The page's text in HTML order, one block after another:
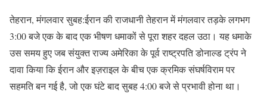
तेहरान, मंगलवार सुबह:ईरान की राजधानी तेहरान में मंगलवार तड़के लगभग
3:00 बजे एक के बाद एक भीषण धमाकों से पूरा शहर दहल उठा। यह धमाके
उस समय हुए जब संयुक्त राज्य अमेरिका के पूर्व राष्ट्रपति डोनाल्ड ट्रंप ने
दावा किया कि ईरान और इज़राइल के बीच एक क्रमिक संघर्षविराम पर
सहमति बन गई है, जो एक घंटे बाद सुबह 4:00 बजे से प्रभावी होना था।